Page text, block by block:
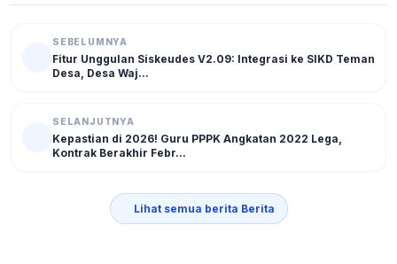
SEBELUMNYA
Fitur Unggulan Siskeudes V2.09: Integrasi ke SIKD Teman
Desa, Desa Waj...
SELANJUTNYA
Kepastian di 2026! Guru PPPK Angkatan 2022 Lega,
Kontrak Berakhir Febr...
Lihat semua berita Berita